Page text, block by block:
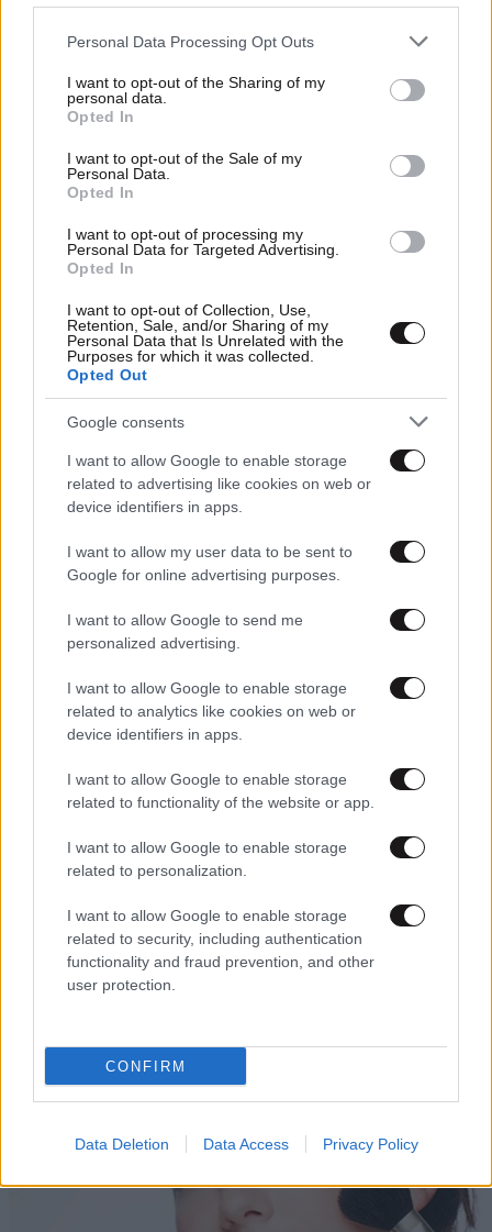
Please note that this website/app uses one or more Google
not limited to your visit or usage behaviour. You may click to
grant or deny consent to Google and its third-party tags to
use your data for below specified purposes in below Google
consent section.
Personal Data Processing Opt Outs
I want to opt-out of the Sharing of my
personal data.
Opted In
I want to opt-out of the Sale of my
Personal Data.
Opted In
I want to opt-out of processing my
Personal Data for Targeted Advertising.
Opted In
I want to opt-out of Collection, Use,
Retention, Sale, and/or Sharing of my
Personal Data that Is Unrelated with the
Purposes for which it was collected.
Opted Out
Google consents
I want to allow Google to enable storage
related to advertising like cookies on web or
device identifiers in apps.
I want to allow my user data to be sent to
Google for online advertising purposes.
I want to allow Google to send me
personalized advertising.
I want to allow Google to enable storage
related to analytics like cookies on web or
device identifiers in apps.
I want to allow Google to enable storage
related to functionality of the website or app.
I want to allow Google to enable storage
related to personalization.
I want to allow Google to enable storage
related to security, including authentication
functionality and fraud prevention, and other
user protection.
CONFIRM
Data Deletion Data Access Privacy Policy
02·12·2012 11:05
Εκρήξεις και πυροβολισμοί σε αμερικανική βάση στο
Αφγανιστάν
Η βάση στο μακιγιάζ και η σημασία της